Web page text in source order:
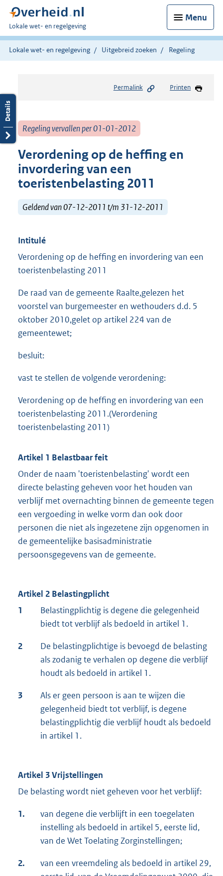
Menu
U
bent
hier:
Lokale wet- en regelgeving
Lokale wet- en regelgeving Uitgebreid zoeken Regeling
Permalink Printen
Regeling vervallen per 01-01-2012
Verordening op de heffing en
invordering van een
toeristenbelasting 2011
Geldend van 07-12-2011 t/m 31-12-2011
Intitulé
Verordening op de heffing en invordering van een
toeristenbelasting 2011
De raad van de gemeente Raalte,gelezen het
voorstel van burgemeester en wethouders d.d. 5
oktober 2010,gelet op artikel 224 van de
gemeentewet;
besluit:
vast te stellen de volgende verordening:
Verordening op de heffing en invordering van een
toeristenbelasting 2011.(Verordening
toeristenbelasting 2011)
Artikel 1 Belastbaar feit
Onder de naam 'toeristenbelasting' wordt een
directe belasting geheven voor het houden van
verblijf met overnachting binnen de gemeente tegen
een vergoeding in welke vorm dan ook door
personen die niet als ingezetene zijn opgenomen in
de gemeentelijke basisadministratie
persoonsgegevens van de gemeente.
Artikel 2 Belastingplicht
1
Belastingplichtig is degene die gelegenheid
biedt tot verblijf als bedoeld in artikel 1.
2
De belastingplichtige is bevoegd de belasting
als zodanig te verhalen op degene die verblijf
houdt als bedoeld in artikel 1.
3
Als er geen persoon is aan te wijzen die
gelegenheid biedt tot verblijf, is degene
belastingplichtig die verblijf houdt als bedoeld
in artikel 1.
Artikel 3 Vrijstellingen
De belasting wordt niet geheven voor het verblijf:
1.
van degene die verblijft in een toegelaten
instelling als bedoeld in artikel 5, eerste lid,
van de Wet Toelating Zorginstellingen;
2.
van een vreemdeling als bedoeld in artikel 29,